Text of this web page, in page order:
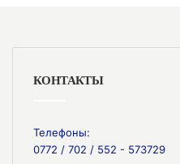
КОНТАКТЫ
Телефоны:
0772 / 702 / 552 - 573729